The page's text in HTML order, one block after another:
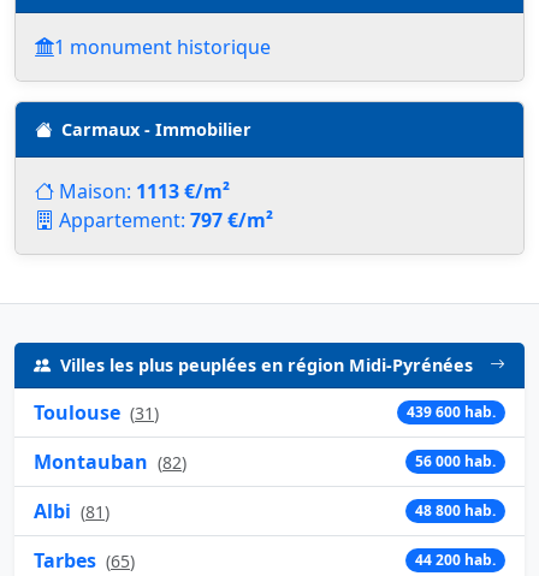
1 monument historique
Carmaux - Immobilier
Maison: 1113 €/m²
Appartement: 797 €/m²
Villes les plus peuplées en région Midi-Pyrénées
Toulouse (31) 439 600 hab.
Montauban (82) 56 000 hab.
Albi (81) 48 800 hab.
Tarbes (65) 44 200 hab.